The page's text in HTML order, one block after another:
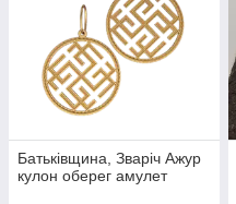
Батьківщина, Зваріч Ажур
кулон оберег амулет